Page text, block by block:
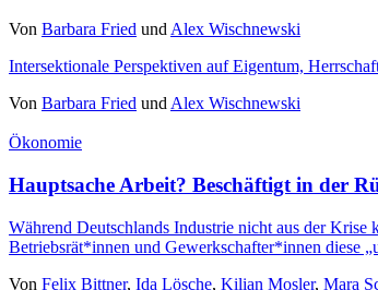
Von Barbara Fried und Alex Wischnewski
Intersektionale Perspektiven auf Eigentum,
Von Barbara Fried und Alex Wischnewski
Ökonomie
Hauptsache Arbeit? Beschäftigt in der
Während Deutschlands Industrie nicht aus der
Betriebsrät*innen und Gewerkschafter*innen diese
Von Felix Bittner, Ida Lösche, Kilian Mosler, Mara